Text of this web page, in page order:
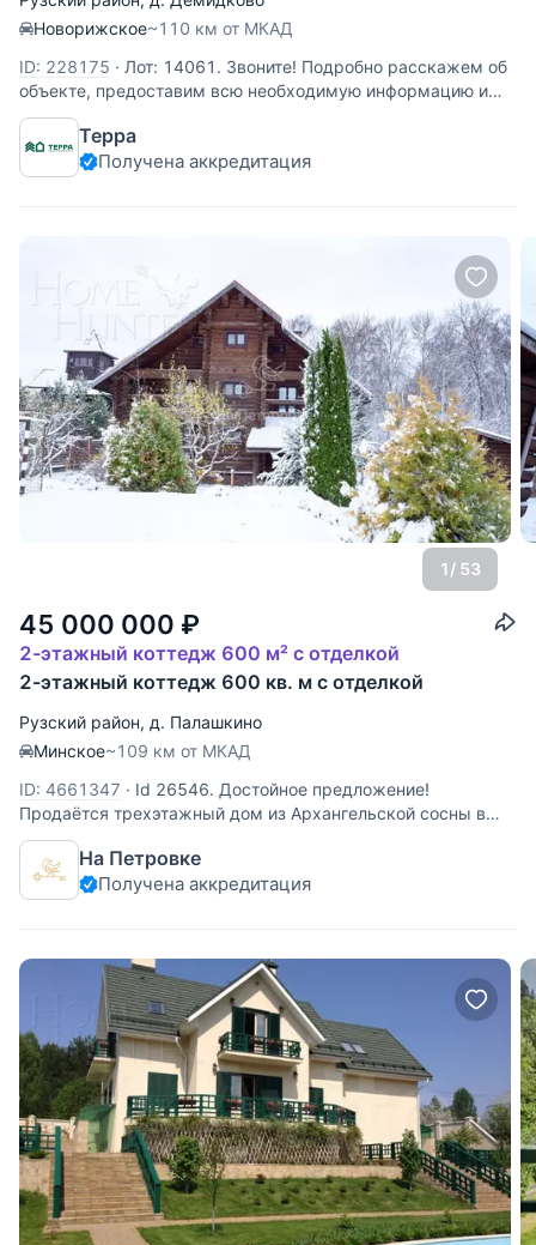
Новорижское~110 км от МКАД
ID: 228175 · Лот: 14061. Звоните! Подробно расскажем об
объекте, предоставим всю необходимую информацию и
оперативно покажем!
Терра
Получена аккредитация
1/ 53
45 000 000 ₽
2-этажный коттедж 600 м² с отделкой
2-этажный коттедж 600 кв. м с отделкой
Рузский район, д. Палашкино
Минское~109 км от МКАД
ID: 4661347 · Id 26546. Достойное предложение!
Продаётся трехэтажный дом из Архангельской сосны в
Северо- Русском стиле и в охотничьих традициях, в
охраняемом коттеджном поселке "Рузские просторы" на
берегу Рузского водохранилища, рыбалка и охота. План
На Петровке
Получена аккредитация